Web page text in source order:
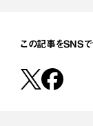
この記事をSNSで